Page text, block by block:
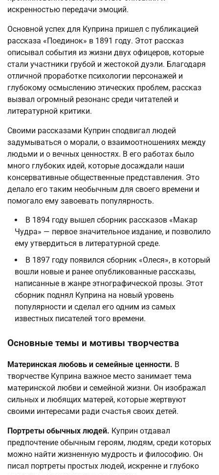
искренностью передачи эмоций.
Основной успех для Куприна пришел с публикацией
рассказа «Поединок» в 1891 году. Этот рассказ
описывал события из жизни двух офицеров, которые
стали участники грубой и жестокой дуэли. Благодаря
отличной проработке психологии персонажей и
глубокому осмыслению этических проблем, рассказ
вызвал огромный резонанс среди читателей и
литературной критики.
Своими рассказами Куприн сподвигал людей
задумываться о морали, о взаимоотношениях между
людьми и о вечных ценностях. В его работах было
много глубоких идей, которые досаждали наши
консервативные общественные представления. Это
делало его таким необычным для своего времени и
помогало ему завоевать популярность.
В 1894 году вышел сборник рассказов «Макар
Чудра» — первое значительное издание, и позволило
ему утвердиться в литературной среде.
В 1897 году появился сборник «Олеся», в который
вошли новые и ранее опубликованные рассказы,
написанные в жанре этнографической прозы. Этот
сборник поднял Куприна на новый уровень
популярности и сделал его одним из самых
известных писателей того времени.
Основные темы и мотивы творчества
Материнская любовь и семейные ценности. В
творчестве Куприна важное место занимает тема
материнской любви и семейной жизни. Он изображал
сильных и любящих матерей, которые жертвуют
своими интересами ради счастья своих детей.
Портреты обычных людей. Куприн отдавал
предпочтение обычным героям, людям, среди которых
можно найти жизненную мудрость и философию. Он
писал портреты простых людей, искренне и глубоко